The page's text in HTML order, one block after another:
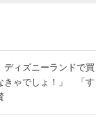
ディズニーランドで
きゃでしょ！」 「す